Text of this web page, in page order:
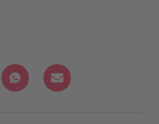
with Linkedin
Share with Whatsapp
Share with Email